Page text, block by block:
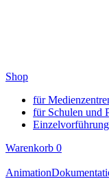
Shop
für
für Schulen und
Warenkorb 0
Animation